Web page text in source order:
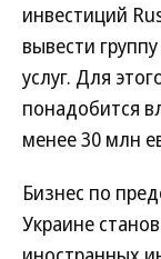
инвестиций
вывести
услуг. Для
понадобится
менее 30 млн
Бизнес по
Украине